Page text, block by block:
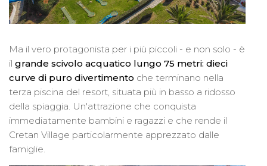
Ma il vero protagonista per i più piccoli - e non solo - è
il grande scivolo acquatico lungo 75 metri: dieci
curve di puro divertimento che terminano nella
terza piscina del resort, situata più in basso a ridosso
della spiaggia. Un'attrazione che conquista
immediatamente bambini e ragazzi e che rende il
Cretan Village particolarmente apprezzato dalle
famiglie.